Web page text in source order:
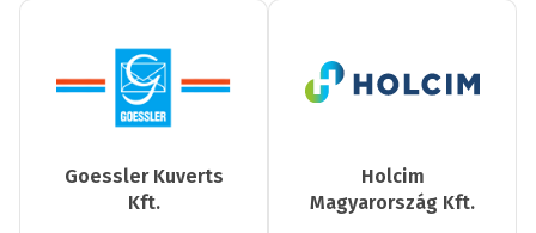
Goessler Kuverts
Kft.
Holcim
Magyarország Kft.